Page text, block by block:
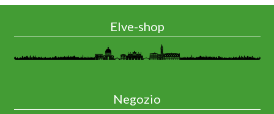
Elve-shop
Negozio